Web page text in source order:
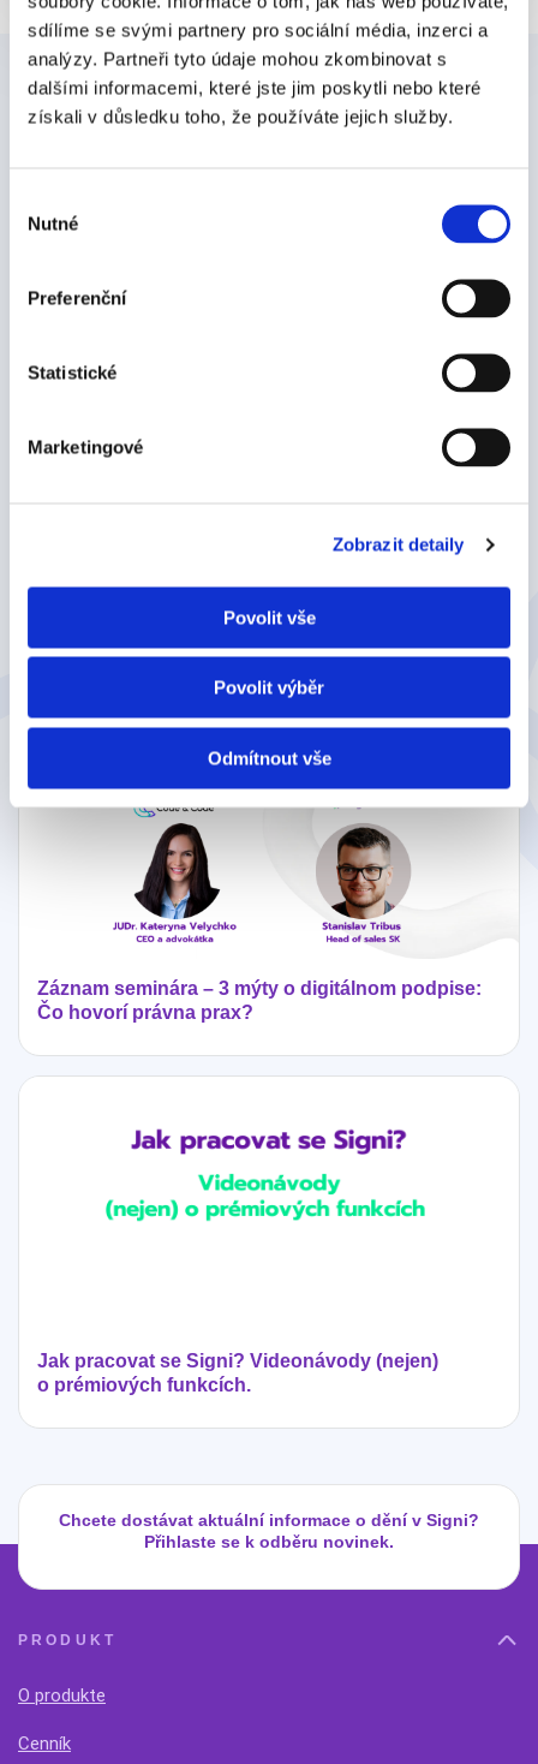
sdílíme se svými partnery pro sociální média, inzerci a
analýzy. Partneři tyto údaje mohou zkombinovat s
dalšími informacemi, které jste jim poskytli nebo které
získali v důsledku toho, že používáte jejich služby.
souhlasu
Nutné
Preferenční
Statistické
Marketingové
Zobrazit detaily
Povolit vše
Povolit výběr
Odmítnout vše
Články
na digitálne. A my ukazujeme, že to nie je až taká veda.
Papier vs. digitál: Tri mýty o elektronickom podpise
Záznam seminára – 3 mýty o digitálnom podpise:
Čo hovorí právna prax?
Jak pracovat se Signi? Videonávody (nejen)
o prémiových funkcích.
Chcete dostávat aktuální informace o dění v Signi?
Přihlaste se k odběru novinek.
PRODUKT
O produkte
Cenník